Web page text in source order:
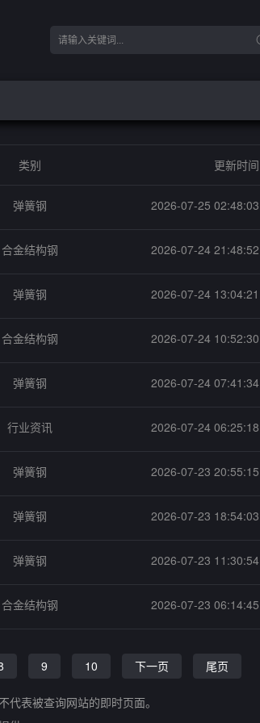
类别 更新时间
弹簧钢 2026-07-25 02:48:03
合金结构钢 2026-07-24 21:48:52
弹簧钢 2026-07-24 13:04:21
合金结构钢 2026-07-24 10:52:30
弹簧钢 2026-07-24 07:41:34
行业资讯 2026-07-24 06:25:18
弹簧钢 2026-07-23 20:55:15
弹簧钢 2026-07-23 18:54:03
弹簧钢 2026-07-23 11:30:54
合金结构钢 2026-07-23 06:14:45
9 10 下一页 尾页
表被查询网站的即时页面。